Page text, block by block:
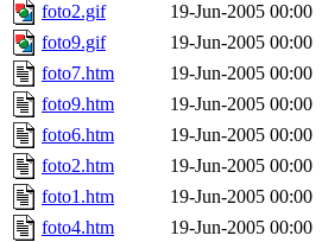
foto2.gif
19-Jun-2005 00:00
foto9.gif
19-Jun-2005 00:00
foto7.htm
19-Jun-2005 00:00
foto9.htm
19-Jun-2005 00:00
foto6.htm
19-Jun-2005 00:00
foto2.htm
19-Jun-2005 00:00
foto1.htm
19-Jun-2005 00:00
foto4.htm
19-Jun-2005 00:00